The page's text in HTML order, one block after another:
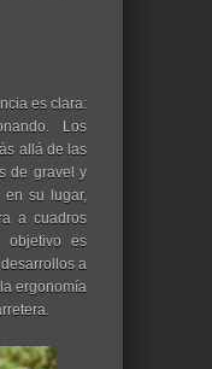
es clara:
Los
allá de las
de gravel y
en su lugar,
a cuadros
objetivo es
a
ergonomía